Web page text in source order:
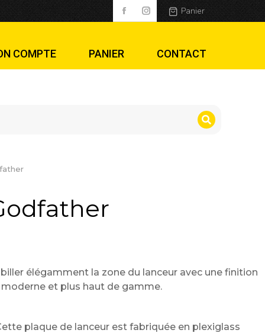
Panier
COMPTE PANIER CONTACT
élégamment la zone du lanceur avec une finition
et plus haut de gamme.
plaque de lanceur est fabriquée en plexiglass